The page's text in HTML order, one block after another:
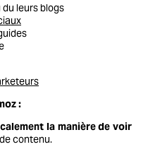
leurs blogs
:
la manière de voir
contenu.